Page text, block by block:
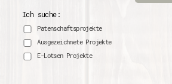
Ich suche:
Patenschaftsprojekte
Ausgezeichnete Projekte
E-Lotsen Projekte